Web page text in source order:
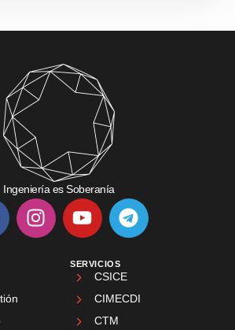
Ingeniería es Soberanía
SERVICIOS
CSICE
CIMECDI
CTM